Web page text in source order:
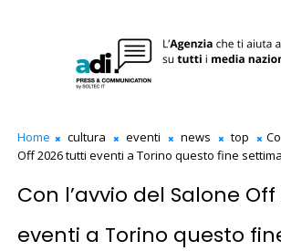
Home cultura eventi news top
Off 2026 tutti eventi a Torino questo fine
Con l’avvio del Salone
eventi a Torino questo